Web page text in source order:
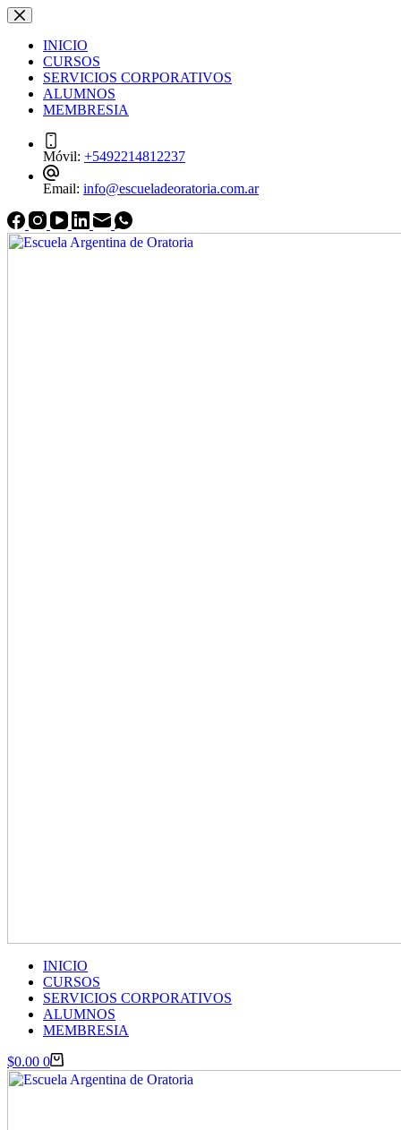
Saltar
contenido
Saltar
contenidoINICIO
CURSOS
SERVICIOS CORPORATIVOS
ALUMNOS
MEMBRESIA
Móvil: +5492214812237
Email: info@escueladeoratoria.com.ar
INICIO
CURSOS
SERVICIOS CORPORATIVOS
ALUMNOS
MEMBRESIA
Carro
de
$0.00 0